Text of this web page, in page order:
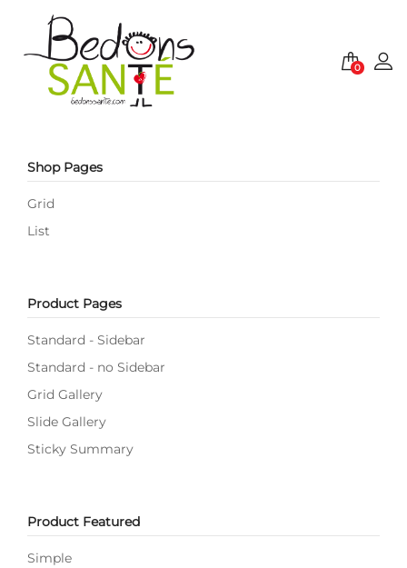
0
Shop Pages
Grid
List
Product Pages
Standard - Sidebar
Standard - no Sidebar
Grid Gallery
Slide Gallery
Sticky Summary
Product Featured
Simple